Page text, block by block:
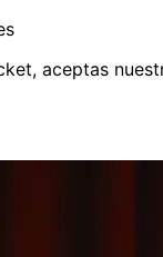
aceptas